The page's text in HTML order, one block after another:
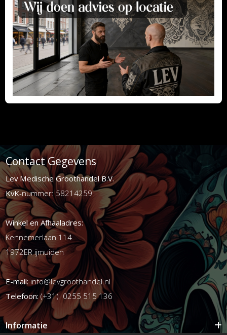
Contact Gegevens
Lev Medische Groothandel B.V.
KvK-nummer: 58214259
Winkel en Afhaaladres:
Kennemerlaan 114
1972ER ijmuiden
E-mail:info@levgroothandel.nl
Telefoon:(+31) 0255 515 136
Informatie